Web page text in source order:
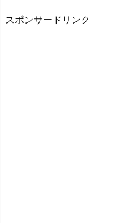
スポンサードリンク